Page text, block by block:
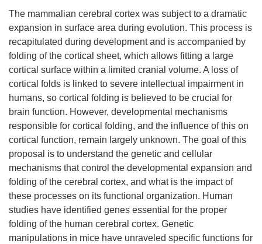
The mammalian cerebral cortex was subject to a dramatic
expansion in surface area during evolution. This process is
recapitulated during development and is accompanied by
folding of the cortical sheet, which allows fitting a large
cortical surface within a limited cranial volume. A loss of
cortical folds is linked to severe intellectual impairment in
humans, so cortical folding is believed to be crucial for
brain function. However, developmental mechanisms
responsible for cortical folding, and the influence of this on
cortical function, remain largely unknown. The goal of this
proposal is to understand the genetic and cellular
mechanisms that control the developmental expansion and
folding of the cerebral cortex, and what is the impact of
these processes on its functional organization. Human
studies have identified genes essential for the proper
folding of the human cerebral cortex. Genetic
manipulations in mice have unraveled specific functions for